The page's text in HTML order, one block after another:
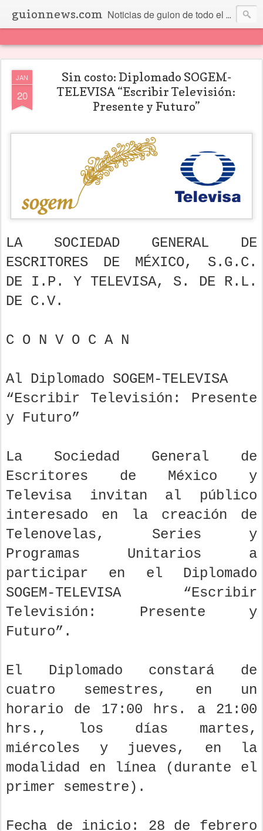
guionnews.com Noticias de guion de todo el mundo... Y más.
JAN
20
Sin costo: Diplomado SOGEM-
TELEVISA “Escribir Televisión:
Presente y Futuro”
LA SOCIEDAD GENERAL DE
ESCRITORES DE MÉXICO, S.G.C.
DE I.P. Y TELEVISA, S. DE R.L.
DE C.V.
C O N V O C A N
Al Diplomado SOGEM-TELEVISA
“Escribir Televisión: Presente
y Futuro”
La Sociedad General de
Escritores de México y
Televisa invitan al público
interesado en la creación de
Telenovelas, Series y
Programas Unitarios a
participar en el Diplomado
SOGEM-TELEVISA “Escribir
Televisión: Presente y
Futuro”.
El Diplomado constará de
cuatro semestres, en un
horario de 17:00 hrs. a 21:00
hrs., los días martes,
miércoles y jueves, en la
modalidad en línea (durante el
primer semestre).
Fecha de inicio: 28 de febrero